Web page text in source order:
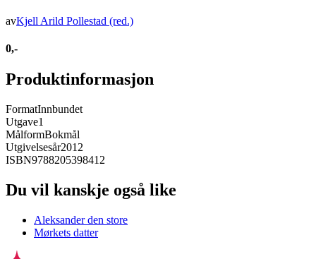
avKjell Arild Pollestad (red.)
0,-
Produktinformasjon
FormatInnbundet
Utgave1
MålformBokmål
Utgivelsesår2012
ISBN9788205398412
Du vil kanskje også like
Aleksander den store
Mørkets datter